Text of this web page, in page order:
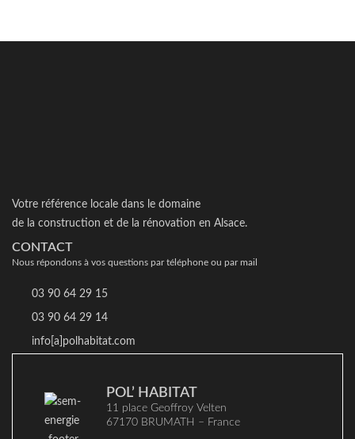
Votre référence locale dans le domaine
de la construction et de la rénovation en Alsace.
CONTACT
Nous répondons à vos questions par téléphone ou par mail
03 90 64 29 15
03 90 64 29 14
info[a]polhabitat.com
POL’ HABITAT
11 place Geoffroy Velten
67170 BRUMATH – France